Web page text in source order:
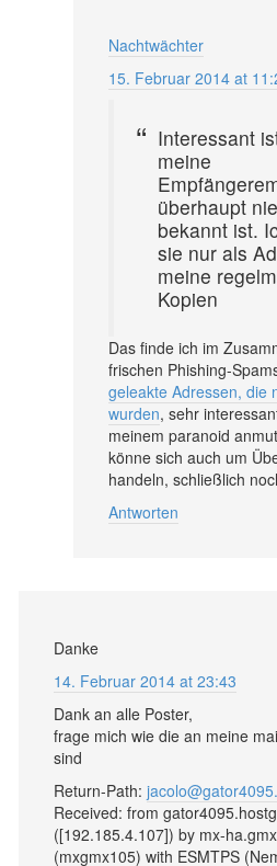
Nachtwächter
15. Februar 2014 at
Interessant
meine
überhaupt
bekannt ist.
sie nur als
meine
Kopien
Das finde ich im
frischen Phishing-
geleakte Adressen, die
wurden, sehr
meinem paranoid
könne sich auch um
handeln, schließlich
Antworten
Danke
14. Februar 2014 at 23:43
Dank an alle Poster,
frage mich wie die an meine
sind
Return-Path:
Received: from
([192.185.4.107]) by mx-
(mxgmx105) with ESMTPS